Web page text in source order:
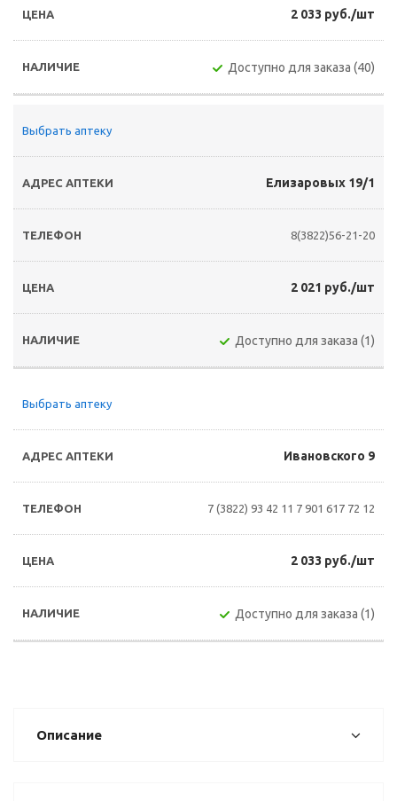
2 033 руб./шт
Доступно для заказа (40)
Выбрать аптеку
Елизаровых 19/1
8(3822)56-21-20
2 021 руб./шт
Доступно для заказа (1)
Выбрать аптеку
Ивановского 9
7 (3822) 93 42 11 7 901 617 72 12
2 033 руб./шт
Доступно для заказа (1)
Описание